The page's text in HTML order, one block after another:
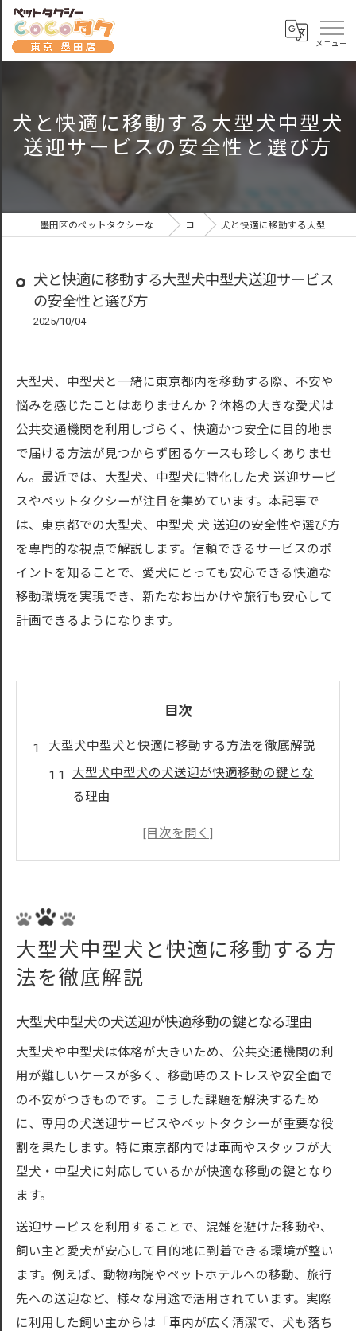
犬と快適に移動する大型犬中型犬
送迎サービスの安全性と選び方
墨田区のペットタクシーならペットタクシーCoCoタク東京墨田店 コラム 犬と快適に移動する大型犬中型犬送迎サービスの安全性と選び方
犬と快適に移動する大型犬中型犬送迎サービス
の安全性と選び方
2025/10/04
大型犬、中型犬と一緒に東京都内を移動する際、不安や
悩みを感じたことはありませんか？体格の大きな愛犬は
公共交通機関を利用しづらく、快適かつ安全に目的地ま
で届ける方法が見つからず困るケースも珍しくありませ
ん。最近では、大型犬、中型犬に特化した犬 送迎サービ
スやペットタクシーが注目を集めています。本記事で
は、東京都での大型犬、中型犬 犬 送迎の安全性や選び方
を専門的な視点で解説します。信頼できるサービスのポ
イントを知ることで、愛犬にとっても安心できる快適な
移動環境を実現でき、新たなお出かけや旅行も安心して
計画できるようになります。
目次
大型犬中型犬と快適に移動する方法を徹底解説
大型犬中型犬の犬送迎が快適移動の鍵とな
る理由
東京都で選ぶ大型犬中型犬犬送迎サービス
ペットと安心して移動するための準備とポ
イント
犬送迎サービスで大型犬中型犬もストレス
東京都で犬送迎を安心して利用するポイント
大型犬中型犬犬送迎の信頼できる選び方を
解説
東京都のペットタクシーで重視すべき安全
対策
犬送迎で確認したいサービスの充実ポイン
ト
法
東京都内の犬送迎サービス比較の着眼点
ペットタクシー選びで大切な安全基準とは
大型犬中型犬犬送迎の安全基準を知る重要
大型犬中型犬と快適に移動する方
法を徹底解説
大型犬中型犬の犬送迎が快適移動の鍵となる理由
大型犬や中型犬は体格が大きいため、公共交通機関の利
用が難しいケースが多く、移動時のストレスや安全面で
の不安がつきものです。こうした課題を解決するため
に、専用の犬送迎サービスやペットタクシーが重要な役
割を果たします。特に東京都内では車両やスタッフが大
型犬・中型犬に対応しているかが快適な移動の鍵となり
ます。
送迎サービスを利用することで、混雑を避けた移動や、
飼い主と愛犬が安心して目的地に到着できる環境が整い
ます。例えば、動物病院やペットホテルへの移動、旅行
先への送迎など、様々な用途で活用されています。実際
に利用した飼い主からは「車内が広く清潔で、犬も落ち